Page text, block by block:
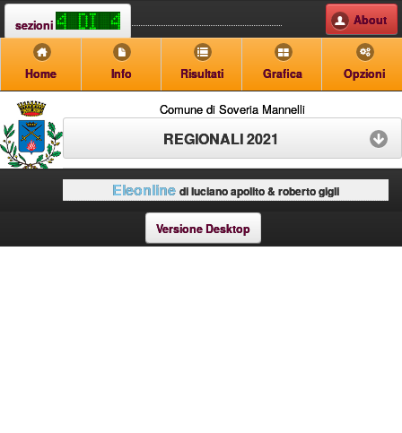
sezioni About
Home Info Risultati Grafica Opzioni
Comune di Soveria Mannelli
REGIONALI 2021
Eleonline di luciano apolito & roberto gigli
Versione Desktop